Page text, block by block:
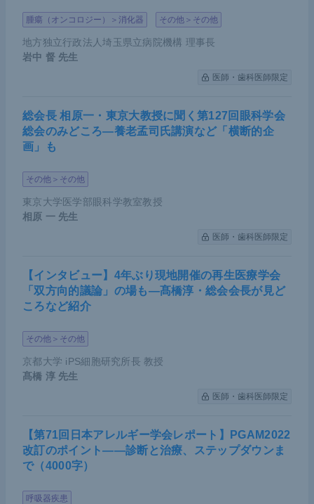
腫瘍（オンコロジー）＞消化器 その他＞その他
地方独立行政法人埼玉県立病院機構 理事長
岩中 督 先生
医師・歯科医師限定
総会長 相原一・東京大教授に聞く第127回眼科学会
総会のみどころ―養老孟司氏講演など「横断的企
画」も
その他＞その他
東京大学医学部眼科学教室教授
相原 一 先生
医師・歯科医師限定
【インタビュー】4年ぶり現地開催の再生医療学会
「双方向的議論」の場も―髙橋淳・総会会長が見ど
ころなど紹介
その他＞その他
京都大学 iPS細胞研究所長 教授
髙橋 淳 先生
医師・歯科医師限定
【第71回日本アレルギー学会レポート】PGAM2022
改訂のポイント――診断と治療、ステップダウンま
で（4000字）
呼吸器疾患